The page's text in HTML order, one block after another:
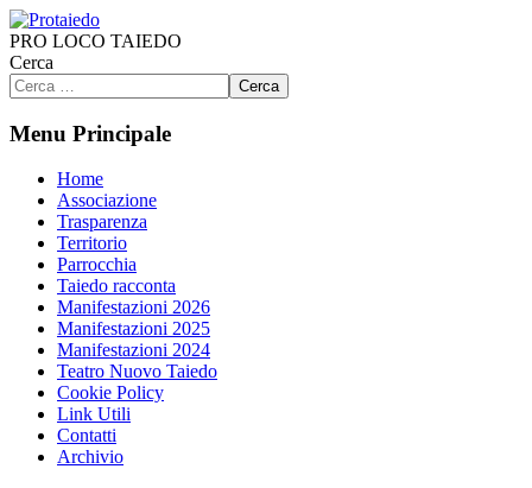
PRO LOCO TAIEDO
Cerca
Cerca
Menu Principale
Home
Associazione
Trasparenza
Territorio
Parrocchia
Taiedo racconta
Manifestazioni 2026
Manifestazioni 2025
Manifestazioni 2024
Teatro Nuovo Taiedo
Cookie Policy
Link Utili
Contatti
Archivio